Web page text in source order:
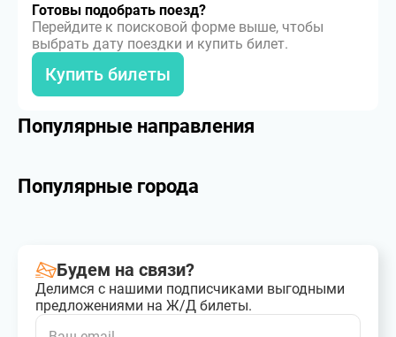
Готовы подобрать поезд?
Перейдите к поисковой форме выше, чтобы
выбрать дату поездки и купить билет.
Купить билеты
Популярные направления
Популярные города
Будем на связи?
Делимся с нашими подписчиками выгодными
предложениями на Ж/Д билеты.